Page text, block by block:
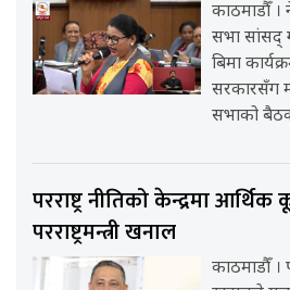
काठमाडौँ ।
सभा सांसद्
बिमा
सरकारसँग
सभाको
परराष्ट्र नीतिको केन्द्रमा
परराष्ट्रमन्त्री खनाल
काठमाडौँ ।